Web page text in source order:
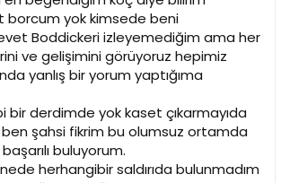
borcum yok kimsede beni
Boddickeri izleyemediğim ama her
ve gelişimini görüyoruz hepimiz
yanlış bir yorum yaptığıma
bir derdimde yok kaset çıkarmayıda
şahsi fikrim bu olumsuz ortamda
buluyorum.
herhangibir saldırıda bulunmadım